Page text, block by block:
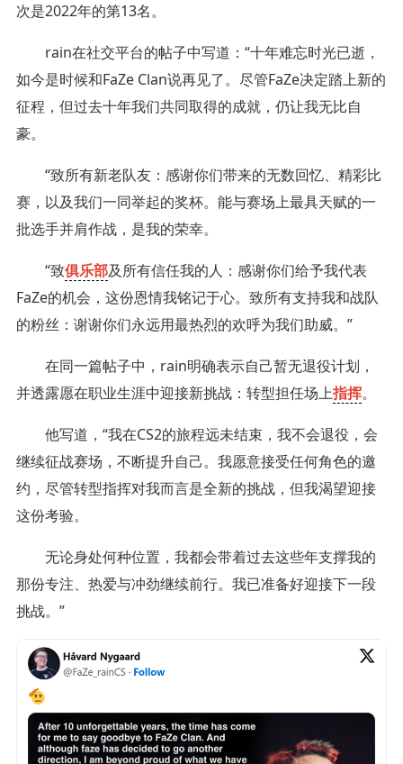
次是2022年的第13名。
rain在社交平台的帖子中写道：“十年难忘时光已逝，
如今是时候和FaZe Clan说再见了。尽管FaZe决定踏上新的
征程，但过去十年我们共同取得的成就，仍让我无比自
豪。
“致所有新老队友：感谢你们带来的无数回忆、精彩比
赛，以及我们一同举起的奖杯。能与赛场上最具天赋的一
批选手并肩作战，是我的荣幸。
“致俱乐部及所有信任我的人：感谢你们给予我代表
FaZe的机会，这份恩情我铭记于心。致所有支持我和战队
的粉丝：谢谢你们永远用最热烈的欢呼为我们助威。”
在同一篇帖子中，rain明确表示自己暂无退役计划，
并透露愿在职业生涯中迎接新挑战：转型担任场上指挥。
他写道，“我在CS2的旅程远未结束，我不会退役，会
继续征战赛场，不断提升自己。我愿意接受任何角色的邀
约，尽管转型指挥对我而言是全新的挑战，但我渴望迎接
这份考验。
无论身处何种位置，我都会带着过去这些年支撑我的
那份专注、热爱与冲劲继续前行。我已准备好迎接下一段
挑战。”